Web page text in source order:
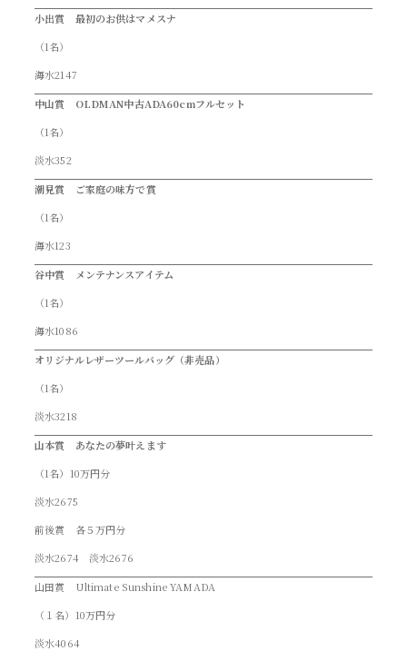
小出賞 最初のお供はマメスナ
（1名）
海水2147
中山賞 OLDMAN中古ADA60cmフルセット
（1名）
淡水352
潮見賞 ご家庭の味方で賞
（1名）
海水123
谷中賞 メンテナンスアイテム
（1名）
海水1086
オリジナルレザーツールバッグ（非売品）
（1名）
淡水3218
山本賞 あなたの夢叶えます
（1名）10万円分
淡水2675
前後賞 各５万円分
淡水2674 淡水2676
山田賞 Ultimate Sunshine YAMADA
（１名）10万円分
淡水4064